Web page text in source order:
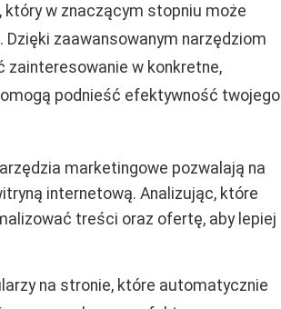
w znaczącym stopniu może
zaawansowanym narzędziom
zainteresowanie w konkretne,
podnieść efektywność twojego
marketingowe pozwalają na
internetową. Analizując, które
treści oraz ofertę, aby lepiej
na stronie, które automatycznie